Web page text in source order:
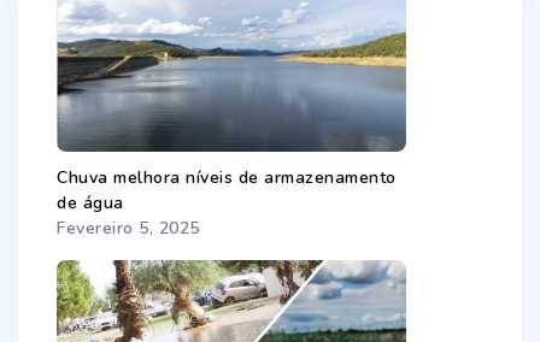
Chuva melhora níveis de armazenamento
de água
Fevereiro 5, 2025